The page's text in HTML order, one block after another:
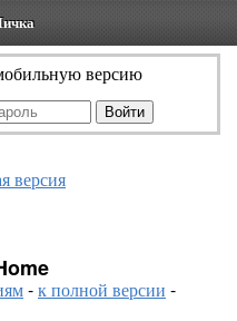
версию
версия
-к полной версии -